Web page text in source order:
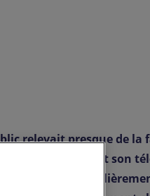
relevait presque de la
regards, on sortait son
banale.